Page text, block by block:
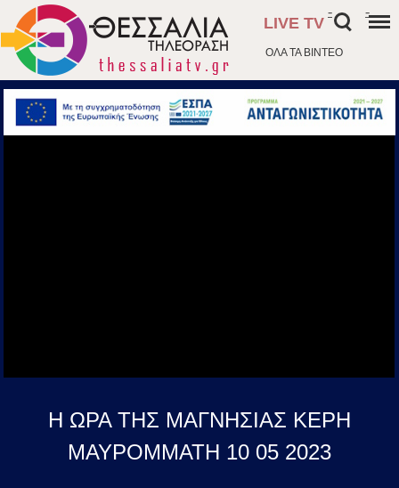
ΟΛΑ ΤΑ ΒΙΝΤΕΟ
LIVE TV
- -
Η ΩΡΑ ΤΗΣ ΜΑΓΝΗΣΙΑΣ ΚΕΡΗ
ΜΑΥΡΟΜΜΑΤΗ 10 05 2023